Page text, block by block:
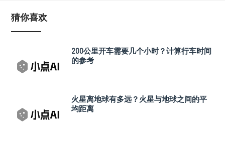
猜你喜欢
200公里开车需要几个小时？计算行车时间
的参考
火星离地球有多远？火星与地球之间的平
均距离